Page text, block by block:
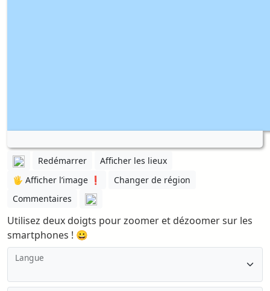
Redémarrer
Afficher les lieux
🖐️ Afficher l’image ❗️
Changer de région
Commentaires
Utilisez deux doigts pour zoomer et dézoomer sur les
smartphones ! 😀
Langue